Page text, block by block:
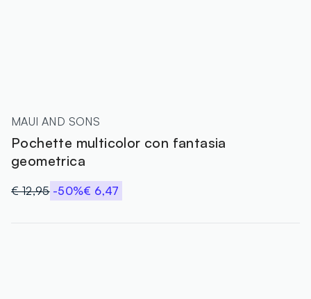
MAUI AND SONS
Pochette multicolor con fantasia
geometrica
€ 12,95 -50%€ 6,47